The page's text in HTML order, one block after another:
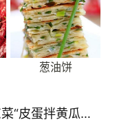
葱油饼
夏日开胃小凉菜“皮蛋拌黄瓜🥒”开胃减脂